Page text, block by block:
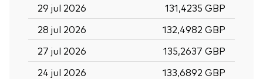
29 jul 2026
131,4235 GBP
28 jul 2026
132,4982 GBP
27 jul 2026
135,2637 GBP
24 jul 2026
133,6892 GBP